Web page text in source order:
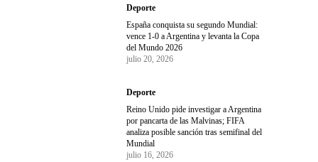
Deporte
España conquista su segundo Mundial:
vence 1-0 a Argentina y levanta la Copa
del Mundo 2026
julio 20, 2026
Deporte
Reino Unido pide investigar a Argentina
por pancarta de las Malvinas; FIFA
analiza posible sanción tras semifinal del
Mundial
julio 16, 2026